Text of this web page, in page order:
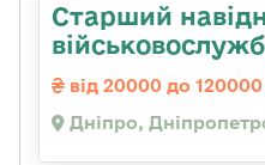
Старший
від 20000 до
Дніпро,